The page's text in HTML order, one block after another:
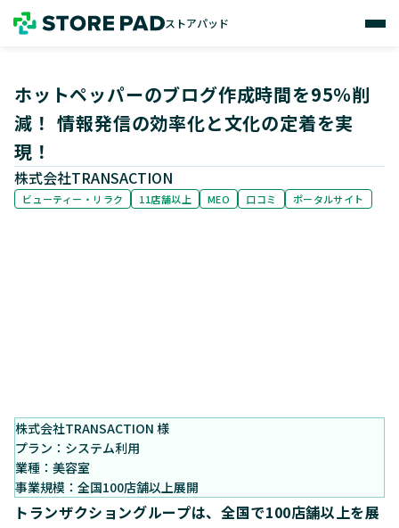
ホットペッパーのブログ作成時間を95％削
減！ 情報発信の効率化と文化の定着を実
現！
株式会社TRANSACTION
ビューティー・リラク 11店舗以上 MEO 口コミ ポータルサイト
株式会社TRANSACTION 様
プラン：システム利用
業種：美容室
事業規模：全国100店舗以上展開
トランザクショングループは、全国で100店舗以上を展
ストアパッド
ストアパッド